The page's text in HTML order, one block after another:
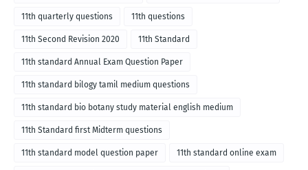
11th quarterly questions 11th questions
11th Second Revision 2020 11th Standard
11th standard Annual Exam Question Paper
11th standard bilogy tamil medium questions
11th standard bio botany study material english medium
11th Standard first Midterm questions
11th standard model question paper 11th standard online exam